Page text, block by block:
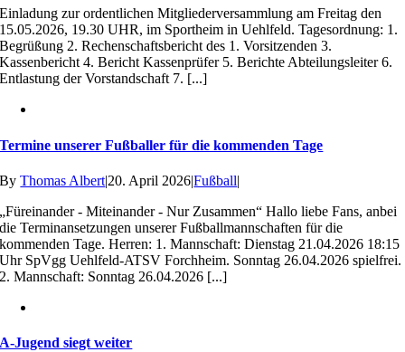
Einladung zur ordentlichen Mitgliederversammlung am Freitag den
15.05.2026, 19.30 UHR, im Sportheim in Uehlfeld. Tagesordnung: 1.
Begrüßung 2. Rechenschaftsbericht des 1. Vorsitzenden 3.
Kassenbericht 4. Bericht Kassenprüfer 5. Berichte Abteilungsleiter 6.
Entlastung der Vorstandschaft 7. [...]
Termine unserer Fußballer für die kommenden Tage
ByThomas Albert|20. April 2026|Fußball|
„Füreinander - Miteinander - Nur Zusammen“ Hallo liebe Fans, anbei
die Terminansetzungen unserer Fußballmannschaften für die
kommenden Tage. Herren: 1. Mannschaft: Dienstag 21.04.2026 18:15
Uhr SpVgg Uehlfeld-ATSV Forchheim. Sonntag 26.04.2026 spielfrei.
2. Mannschaft: Sonntag 26.04.2026 [...]
A-Jugend siegt weiter